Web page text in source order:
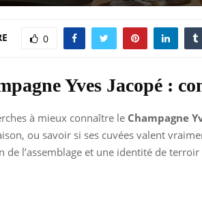
0
Yves Jacopé :
à mieux connaître le Champagne
ou savoir si ses cuvées valent
de l’assemblage et une identité de